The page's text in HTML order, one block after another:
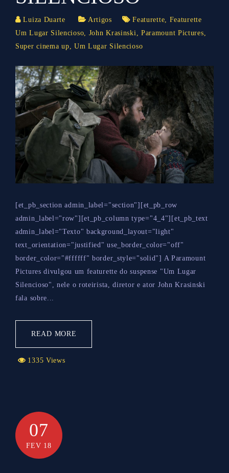
Luiza Duarte Artigos Featurette
Featurette
Um Lugar Silencioso
John Krasinski Paramount Pictures
Super cinema up
Um Lugar Silencioso
[et_pb_section admin_label="section"][et_pb_row
admin_label="row"][et_pb_column type="4_4"][et_pb_text
admin_label="Texto" background_layout="light"
text_orientation="justified" use_border_color="off"
border_color="#ffffff" border_style="solid"] A Paramount
Pictures divulgou um featurette do suspense "Um Lugar
Silencioso", nele o roteirista, diretor e ator John Krasinski
fala sobre...
READ MORE
1335 Views
07
FEV 18